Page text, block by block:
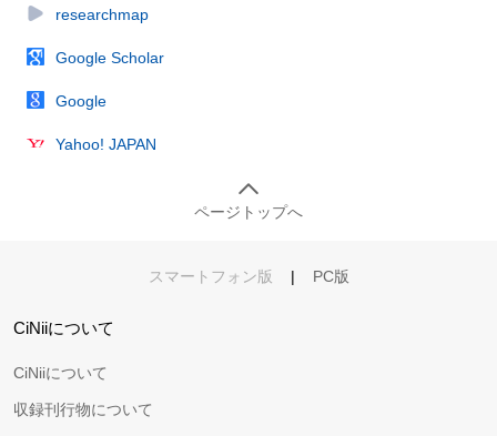
researchmap
Google Scholar
Google
Yahoo! JAPAN
ページトップへ
スマートフォン版 | PC版
CiNiiについて
CiNiiについて
収録刊行物について